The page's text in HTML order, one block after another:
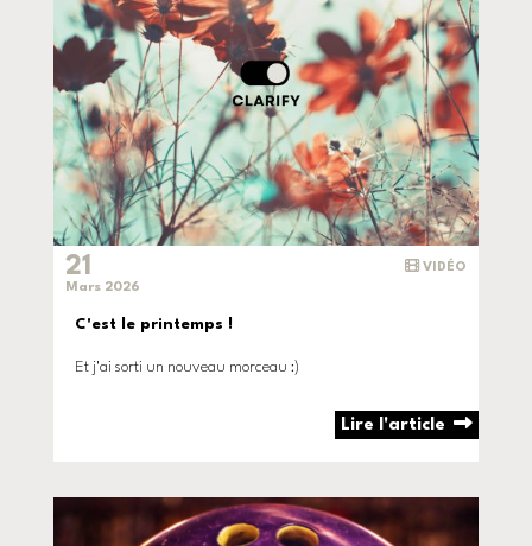
VIDÉO
21
Mars 2026
C'est le printemps !
Et j'ai sorti un nouveau morceau :)
Lire l'article